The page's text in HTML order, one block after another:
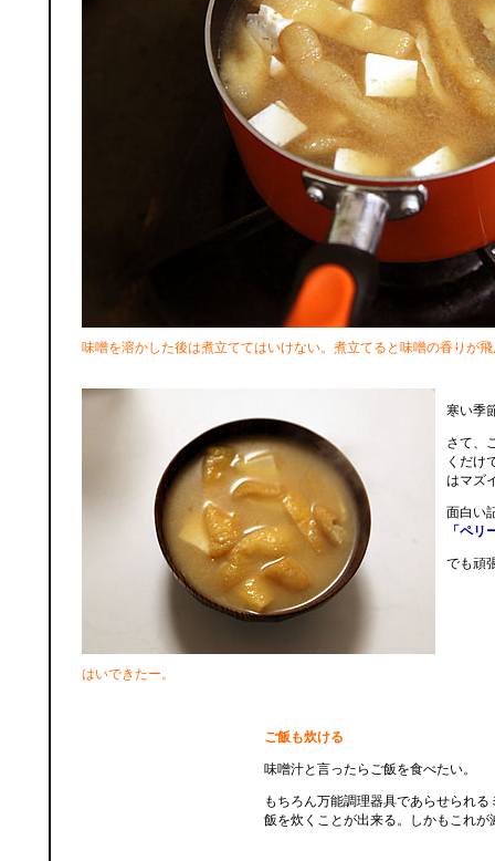
味噌を溶かした後は煮立ててはいけない。煮立てると味噌の香りが
はいできたー。
寒い季
さて、
くだけ
はマズ
面白い
「ペ
でも頑
ご飯も炊ける
味噌汁と言ったらご飯を食べたい。
もちろん万能調理器具であらせられる
飯を炊くことが出来る。しかもこれが